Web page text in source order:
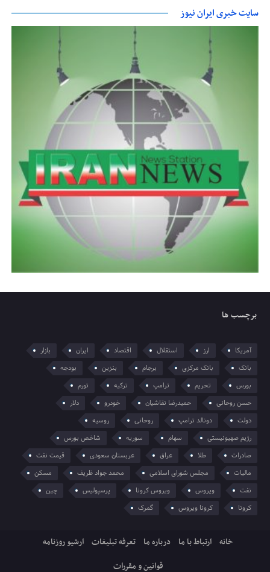
سایت خبری ایران نیوز
برچسب ها
آمریکا ارز استقلال اقتصاد ایران
بازار
بانک
بانک مرکزی برجام بنزین
بودجه
بورس
تحریم ترامپ ترکیه
تورم
حسن روحانی
حمیدرضا نقاشیان خودرو
دلار
دولت
دونالد ترامپ روحانی
روسیه
رژیم صهیونیستی
سهام سوریه
شاخص بورس
صادرات
طلا عراق عربستان سعودی
قیمت نفت
مالیات
مجلس شورای اسلامی محمد جواد ظریف
مسکن
نفت
ویروس ویروس کرونا پرسپولیس
چین
کرونا
کرونا ویروس گمرک
خانه ارتباط با ما درباره ما تعرفه تبلیغات ارشیو روزنامه
قوانین و مقررات